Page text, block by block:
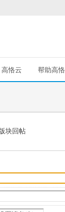
高恪云 帮助高恪
块回帖